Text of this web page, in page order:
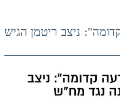
ניצב ריטמן הגיש